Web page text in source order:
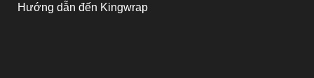
Hướng dẫn đến Kingwrap